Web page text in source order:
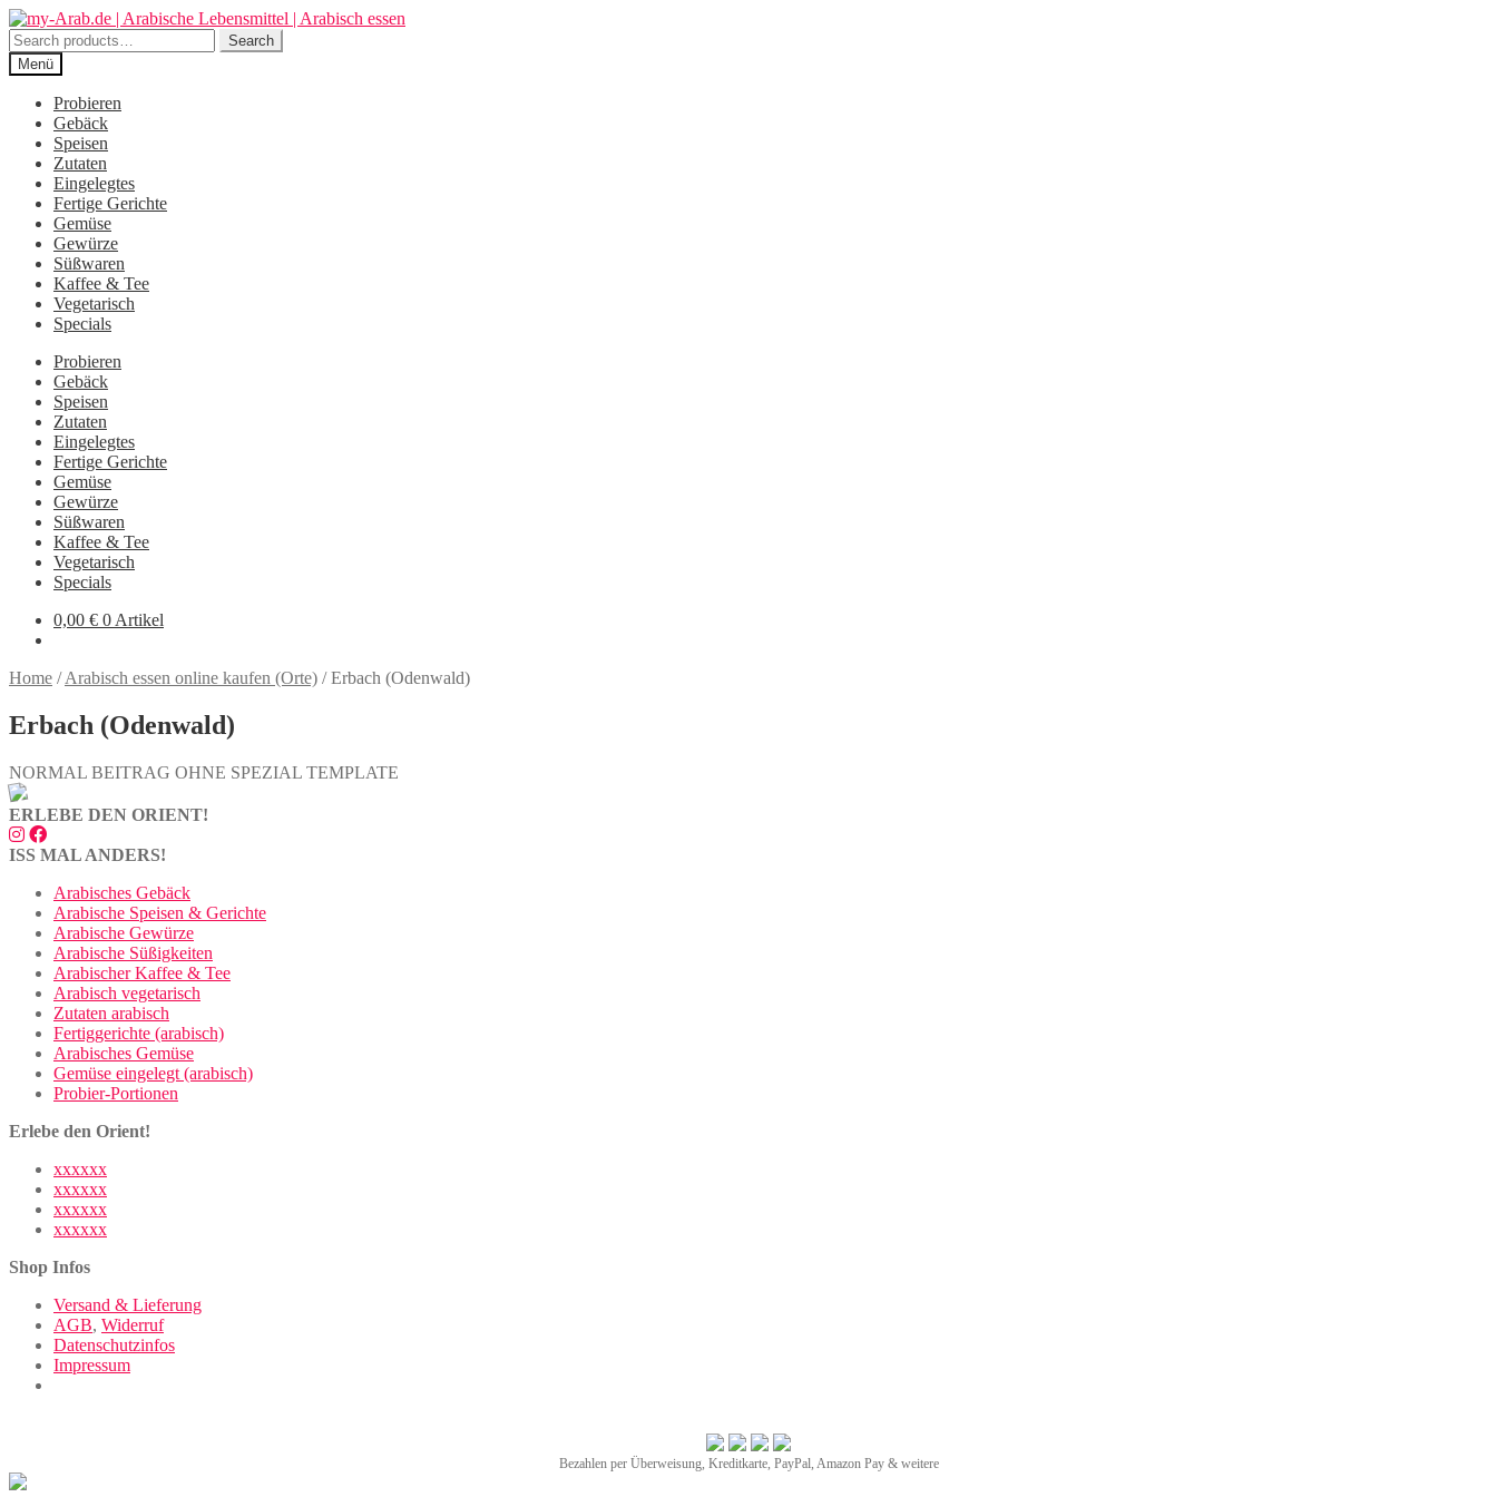
Zur
Navigation
springen
Zum
Inhalt
springen
Search
for:
Search
Menü
Probieren
Gebäck
Speisen
Zutaten
Eingelegtes
Fertige Gerichte
Gemüse
Gewürze
Süßwaren
Kaffee & Tee
Vegetarisch
Specials
Probieren
Gebäck
Speisen
Zutaten
Eingelegtes
Fertige Gerichte
Gemüse
Gewürze
Süßwaren
Kaffee & Tee
Vegetarisch
Specials
0,00 € 0 Artikel
Home /Arabisch essen online kaufen (Orte) /Erbach (Odenwald)
Erbach (Odenwald)
NORMAL BEITRAG OHNE SPEZIAL TEMPLATE
ERLEBE DEN ORIENT!
ISS MAL ANDERS!
Arabisches Gebäck
Arabische Speisen & Gerichte
Arabische Gewürze
Arabische Süßigkeiten
Arabischer Kaffee & Tee
Arabisch vegetarisch
Zutaten arabisch
Fertiggerichte (arabisch)
Arabisches Gemüse
Gemüse eingelegt (arabisch)
Probier-Portionen
Erlebe den Orient!
xxxxxx
xxxxxx
xxxxxx
xxxxxx
Shop Infos
Versand & Lieferung
AGB, Widerruf
Datenschutzinfos
Impressum